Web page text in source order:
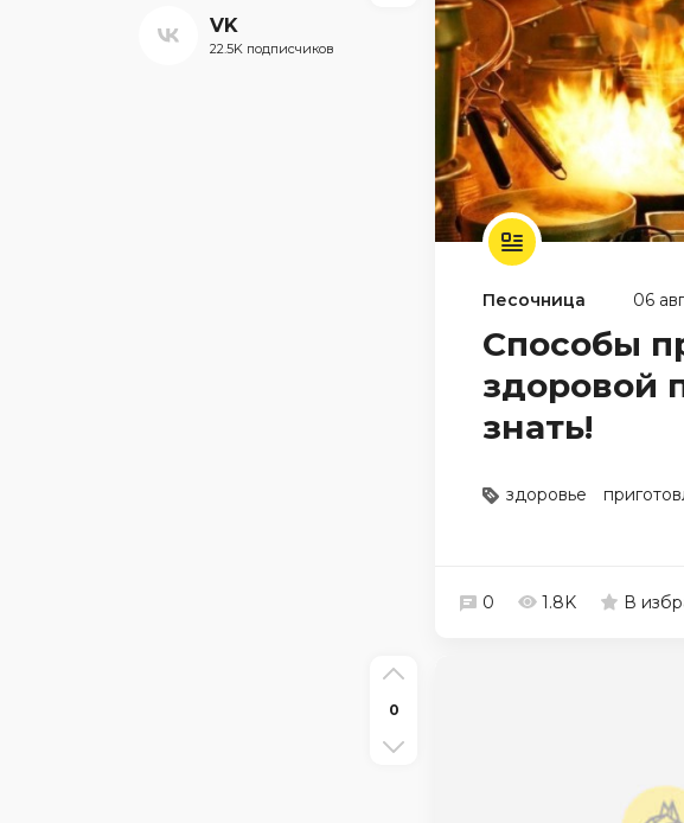
VK
22.5K подписчиков
Песочница 06
Способы
здоровой
знать!
здоровье
0 1.8K В
0